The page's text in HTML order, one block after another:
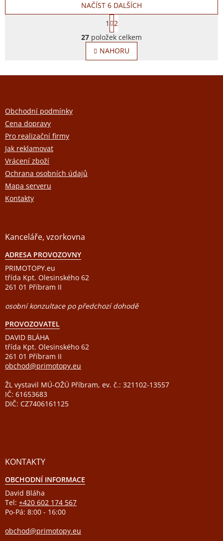
O
v
l
á
d
NAČÍST 6 DALŠÍCH
S
t
r
á
n
k
v
1
2
27 položek celkem
NAHORU
Z
aObchodní podmínky
Cena dopravy
Pro realizační firmy
Jak reklamovat
Vrácení zboží
Ochrana osobních údajů
Mapa serveru
Kontakty
Kanceláře, vzorkovna
ADRESA PROVOZOVNY
PRIMOTOPY.eu
třída Kpt. Olesinského 62
261 01 Příbram II
osobní konzultace po předchozí dohodě
PROVOZOVATEL
DAVID BLÁHA
třída Kpt. Olesinského 62
261 01 Příbram II
obchod@primotopy.eu
ŽL vystavil MÚ-OŽÚ Příbram, ev. č.: 321102-13557
IČ: 61653683
DIČ: CZ7406161125
KONTAKTY
OBCHODNÍ INFORMACE
David Bláha
Tel: +420 602 174 567
Po-Pá: 8:00 - 16:00
obchod@primotopy.eu